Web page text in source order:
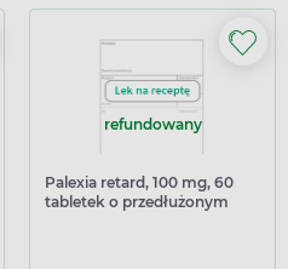
refundowany
Palexia retard, 100 mg, 60
tabletek o przedłużonym